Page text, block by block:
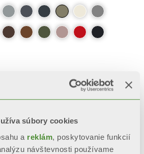
súbory cookies
a reklám, poskytovanie funkcií
návštevnosti používame
IN ITALY
antikorózna úprava
sériovo